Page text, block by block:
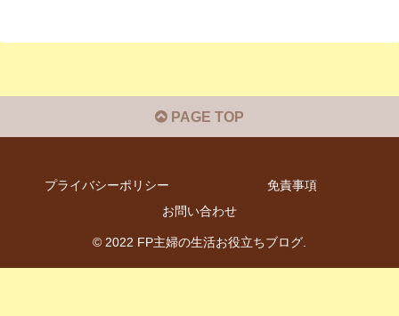
PAGE TOP
プライバシーポリシー
免責事項
お問い合わせ
© 2022 FP主婦の生活お役立ちブログ.